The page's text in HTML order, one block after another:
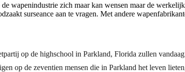
wapenindustrie zich maar kan wensen maar de
surseance aan te vragen. Met andere
op de highschool in Parkland, Florida zullen
op de zeventien mensen die in Parkland het leven